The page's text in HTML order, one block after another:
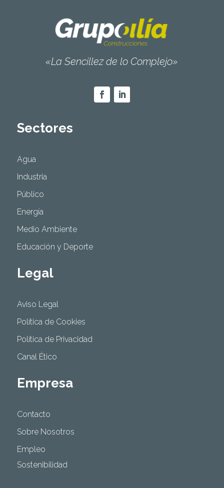
«La Sencillez de lo Complejo»
Sectores
Agua
Industria
Público
Energía
Medio Ambiente
Educación y Deporte
Legal
Aviso Legal
Política de Cookies
Política de Privacidad
Canal Ético
Empresa
Contacto
Sobre Nosotros
Empleo
Sostenibilidad